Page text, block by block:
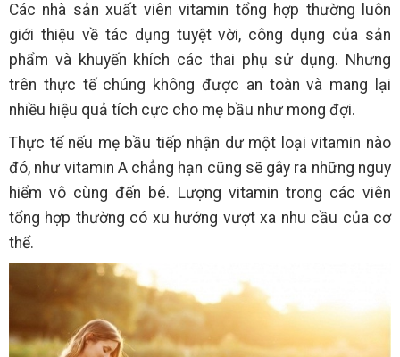
Các nhà sản xuất viên vitamin tổng hợp thường luôn
giới thiệu về tác dụng tuyệt vời, công dụng của sản
phẩm và khuyến khích các thai phụ sử dụng. Nhưng
trên thực tế chúng không được an toàn và mang lại
nhiều hiệu quả tích cực cho mẹ bầu như mong đợi.
Thực tế nếu mẹ bầu tiếp nhận dư một loại vitamin nào
đó, như vitamin A chẳng hạn cũng sẽ gây ra những nguy
hiểm vô cùng đến bé. Lượng vitamin trong các viên
tổng hợp thường có xu hướng vượt xa nhu cầu của cơ
thể.